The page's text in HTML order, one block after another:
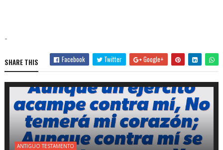
-
SHARE THIS Facebook Twitter Google+
ANTIGUO TESTAMENTO